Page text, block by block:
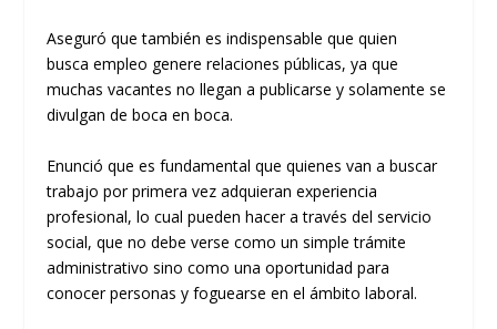
Aseguró que también es indispensable quequien
busca empleo genere relaciones públicas, yaque
muchas vacantes no llegan a publicarse y solamente se
divulgan de boca en boca.
Enunció quees fundamental quequienes van a buscar
trabajo por primera vez adquieran experiencia
profesional, locual pueden hacer a través del servicio
social, que no debe verse como un simple trámite
administrativo sino como una oportunidad para
conocer personas y foguearse en el ámbitolaboral.